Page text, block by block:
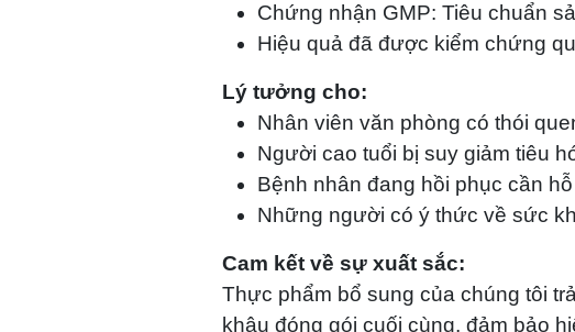
Chứng nhận GMP: Tiêu chuẩn
Hiệu quả đã được kiểm chứng
Lý tưởng cho:
Nhân viên văn phòng có thói
Người cao tuổi bị suy giảm tiêu
Bệnh nhân đang hồi phục cần
Những người có ý thức về sức
Cam kết về sự xuất sắc:
Thực phẩm bổ sung của chúng tôi
khâu đóng gói cuối cùng, đảm bảo